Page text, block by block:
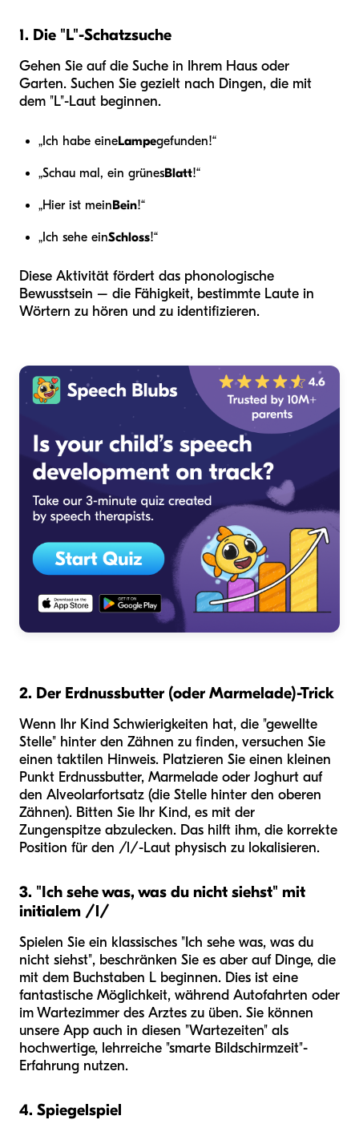
1. Die "L"-Schatzsuche
Gehen Sie auf die Suche in Ihrem Haus oder
Garten. Suchen Sie gezielt nach Dingen, die mit
dem "L"-Laut beginnen.
„Ich habe eineLampegefunden!“
„Schau mal, ein grünesBlatt!“
„Hier ist meinBein!“
„Ich sehe einSchloss!“
Diese Aktivität fördert das phonologische
Bewusstsein – die Fähigkeit, bestimmte Laute in
Wörtern zu hören und zu identifizieren.
2. Der Erdnussbutter (oder Marmelade)-Trick
Wenn Ihr Kind Schwierigkeiten hat, die "gewellte
Stelle" hinter den Zähnen zu finden, versuchen Sie
einen taktilen Hinweis. Platzieren Sie einen kleinen
Punkt Erdnussbutter, Marmelade oder Joghurt auf
den Alveolarfortsatz (die Stelle hinter den oberen
Zähnen). Bitten Sie Ihr Kind, es mit der
Zungenspitze abzulecken. Das hilft ihm, die korrekte
Position für den /l/-Laut physisch zu lokalisieren.
3. "Ich sehe was, was du nicht siehst" mit
initialem /l/
Spielen Sie ein klassisches "Ich sehe was, was du
nicht siehst", beschränken Sie es aber auf Dinge, die
mit dem Buchstaben L beginnen. Dies ist eine
fantastische Möglichkeit, während Autofahrten oder
im Wartezimmer des Arztes zu üben. Sie können
unsere App auch in diesen "Wartezeiten" als
hochwertige, lehrreiche "smarte Bildschirmzeit"-
Erfahrung nutzen.
4. Spiegelspiel